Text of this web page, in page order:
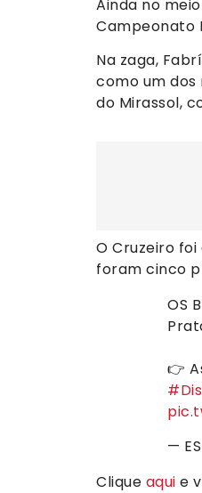
Ainda no
Campeonato
Na zaga,
como um dos
do Mirassol,
O Cruzeiro
foram cinco
OS
👉
—
Clique aqui e